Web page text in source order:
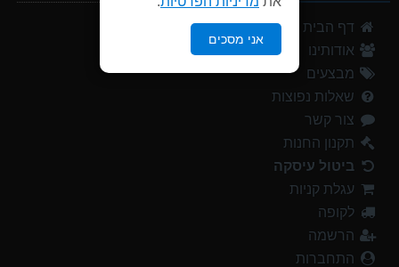
אני מסכים
דף הבית
אודותינו
מבצעים
שאלות נפוצות
צור קשר
תקנון החנות
ביטול עיסקה
עגלת קניות
לקופה
הרשמה
התחברות